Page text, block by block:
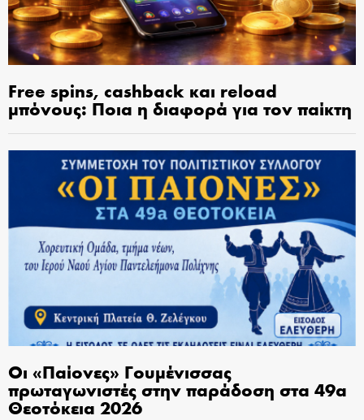
Free spins, cashback και reload
μπόνους: Ποια η διαφορά για τον παίκτη
Οι «Παίονες» Γουμένισσας
πρωταγωνιστές στην παράδοση στα 49α
Θεοτόκεια 2026